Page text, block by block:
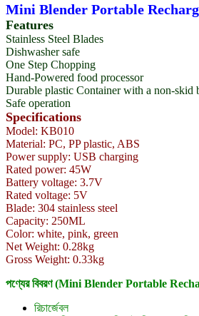
Mini Blender Portable
Features
Stainless Steel Blades
Dishwasher safe
One Step Chopping
Hand-Powered food processor
Durable plastic Container with a non-skid
Safe operation
Specifications
Model: KB010
Material: PC, PP plastic, ABS
Power supply: USB charging
Rated power: 45W
Battery voltage: 3.7V
Rated voltage: 5V
Blade: 304 stainless steel
Capacity: 250ML
Color: white, pink, green
Net Weight: 0.28kg
Gross Weight: 0.33kg
পণ্যের বিবরণ (Mini Blender Portable
রিচার্জেবল